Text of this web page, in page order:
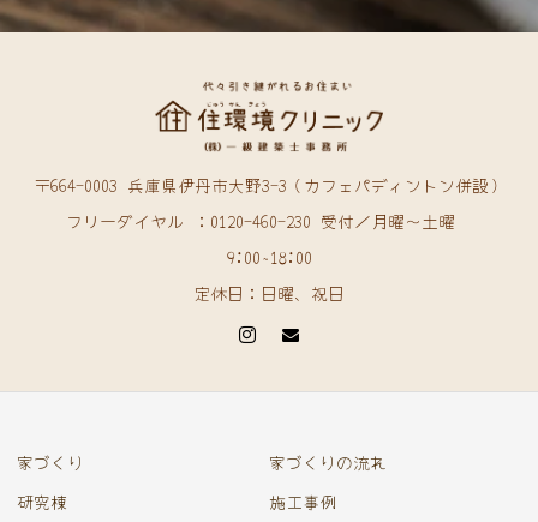
〒664-0003 兵庫県伊丹市大野3-3（カフェパディントン併設）
フリーダイヤル ：0120-460-230 受付／月曜〜土曜
9:00~18:00
定休日：日曜、祝日
家づくり
家づくりの流れ
研究棟
施工事例